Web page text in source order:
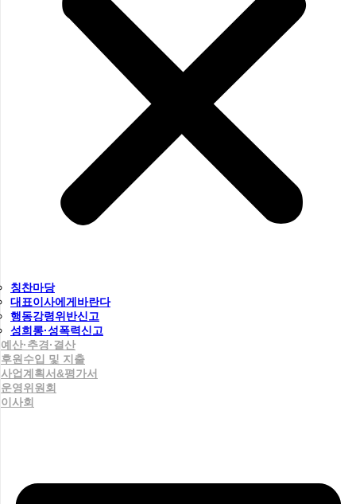
칭찬마당
대표이사에게바란다
행동강령위반신고
성희롱·성폭력신고
예산·추경·결산
후원수입 및 지출
사업계획서&평가서
운영위원회
이사회